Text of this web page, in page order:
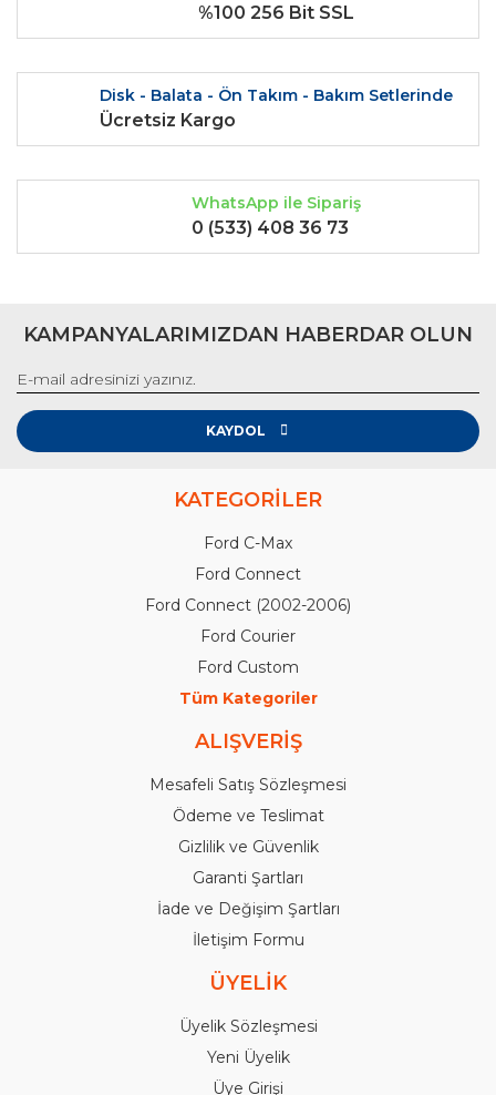
%100 256 Bit SSL
Disk - Balata - Ön Takım - Bakım Setlerinde
Ücretsiz Kargo
WhatsApp ile Sipariş
0 (533) 408 36 73
KAMPANYALARIMIZDAN HABERDAR OLUN
KAYDOL
KATEGORİLER
Ford C-Max
Ford Connect
Ford Connect (2002-2006)
Ford Courier
Ford Custom
Tüm Kategoriler
ALIŞVERİŞ
Mesafeli Satış Sözleşmesi
Ödeme ve Teslimat
Gizlilik ve Güvenlik
Garanti Şartları
İade ve Değişim Şartları
İletişim Formu
ÜYELİK
Üyelik Sözleşmesi
Yeni Üyelik
Üye Girişi